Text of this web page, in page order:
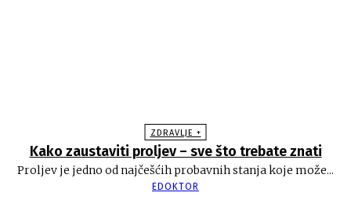
ZDRAVLJE +
Kako zaustaviti proljev – sve što trebate znati
Proljev je jedno od najčešćih probavnih stanja koje može...
EDOKTOR